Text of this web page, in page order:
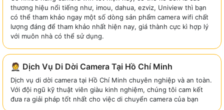
thương hiệu nổi tiếng như, imou, dahua, ezviz, Uniview thì bạn
có thể tham khảo ngay một số dòng sản phẩm camera wifi chất
lượng đáng để tham khảo nhất hiện nay, giá thành cực kì hợp lý
với muôn nhà có thể sử dụng.
🤵 Dịch Vụ Di Dời Camera Tại Hồ Chí Minh
Dịch vụ di dời camera tại Hồ Chí Minh chuyên nghiệp và an toàn.
Với đội ngũ kỹ thuật viên giàu kinh nghiệm, chúng tôi cam kết
đưa ra giải pháp tốt nhất cho việc di chuyển camera của bạn